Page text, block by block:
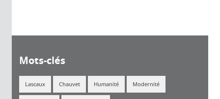
Mots-clés
Lascaux Chauvet Humanité Modernité